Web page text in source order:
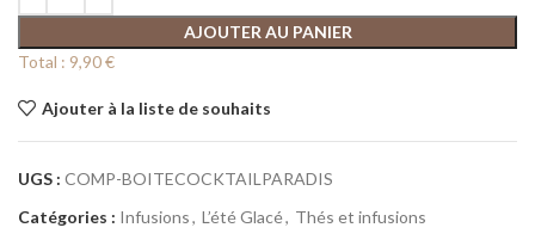
AJOUTER AU PANIER
Total : 9,90 €
Ajouter à la liste de souhaits
UGS : COMP-BOITECOCKTAILPARADIS
Catégories : Infusions, L’été Glacé, Thés et infusions